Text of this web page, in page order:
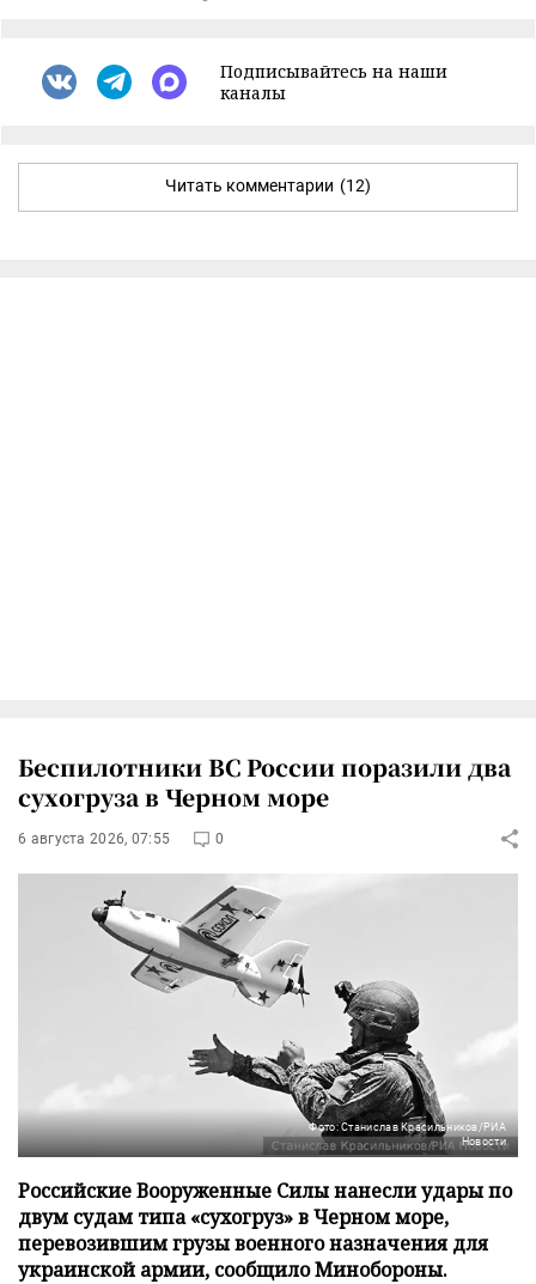
Подписывайтесь на наши
каналы
Читать комментарии (12)
Беспилотники ВС России поразили два
сухогруза в Черном море
6 августа 2026, 07:55 0
Фото: Станислав Красильников/РИА
Новости
Российские Вооруженные Силы нанесли удары по
двум судам типа «сухогруз» в Черном море,
перевозившим грузы военного назначения для
украинской армии, сообщило Минобороны.